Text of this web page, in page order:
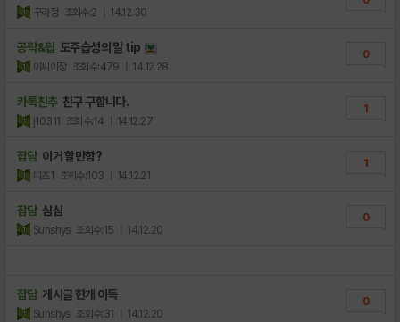
구라정 조회수:2 | 14.12.30
공략&팁 도주습성의 말 tip
이씨이장 조회수:479 | 14.12.28
0
카톡친추 친구 구합니다.
j10311 조회수:14 | 14.12.27
1
잡담 이거 할만함?
띠즈1 조회수:103 | 14.12.21
1
잡담 심심
Sunshys 조회수:15 | 14.12.20
0
잡담 게시글 한개 이득
Sunshys 조회수:31 | 14.12.20
0